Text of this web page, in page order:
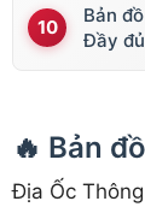
Bản
Đầy
🔥 Bản
Địa Ốc